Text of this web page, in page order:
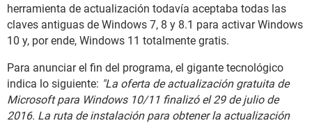
herramienta de actualización todavía aceptaba todas las
claves antiguas de Windows 7, 8 y 8.1 para activar Windows
10 y, por ende, Windows 11 totalmente gratis.
Para anunciar el fin del programa, el gigante tecnológico
indica lo siguiente: "La oferta de actualización gratuita de
Microsoft para Windows 10/11 finalizó el 29 de julio de
2016. La ruta de instalación para obtener la actualización